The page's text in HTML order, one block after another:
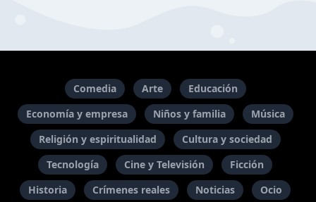
Comedia Arte
Educación
Economía y empresa
Niños y familia
Música
Religión y espiritualidad
Cultura y sociedad
Tecnología
Cine y Televisión
Ficción
Historia
Crímenes reales Noticias Ocio